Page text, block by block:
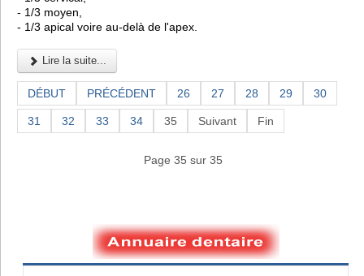
- 1/3 moyen,
- 1/3 apical voire au-delà de l'apex.
Lire la suite...
DÉBUT PRÉCÉDENT 26 27 28 29 30
31 32 33 34 35 Suivant Fin
Page 35 sur 35